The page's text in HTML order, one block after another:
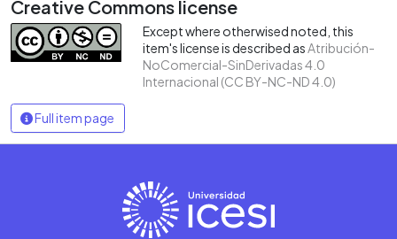
Creative Commons license
Except where otherwised noted, this
item's license is described asAtribución-
NoComercial-SinDerivadas 4.0
Internacional (CC BY-NC-ND 4.0)
Full item page